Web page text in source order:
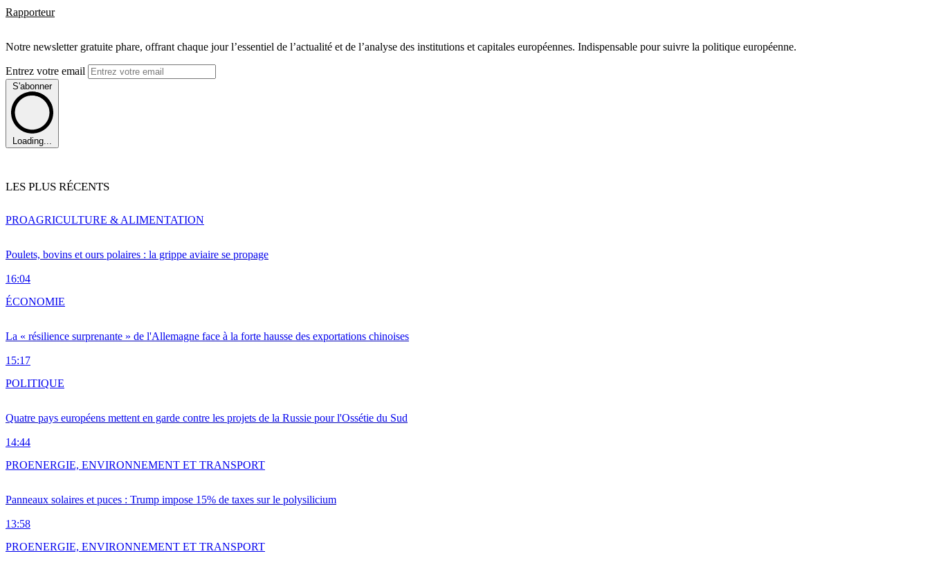
Rapporteur
Notre newsletter gratuite phare, offrant chaque jour l’essentiel de l’actualité et de l’analyse des institutions et capitales européennes. Indispensable pour suivre la politique européenne.
Entrez votre email
S'abonner
Loading...
LES PLUS RÉCENTS
Poulets, bovins et ours polaires : la grippe aviaire se propage
16:04
PROAGRICULTURE & ALIMENTATION
La « résilience surprenante » de l'Allemagne face à la forte hausse des exportations chinoises
15:17
ÉCONOMIE
Quatre pays européens mettent en garde contre les projets de la Russie pour l'Ossétie du Sud
14:44
POLITIQUE
Panneaux solaires et puces : Trump impose 15% de taxes sur le polysilicium
13:58
PROENERGIE, ENVIRONNEMENT ET TRANSPORT
PROENERGIE, ENVIRONNEMENT ET TRANSPORT